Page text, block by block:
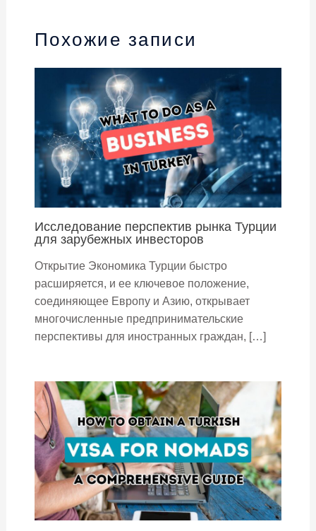
Похожие записи
Исследование перспектив рынка Турции
для зарубежных инвесторов
Открытие Экономика Турции быстро
расширяется, и ее ключевое положение,
соединяющее Европу и Азию, открывает
многочисленные предпринимательские
перспективы для иностранных граждан, […]